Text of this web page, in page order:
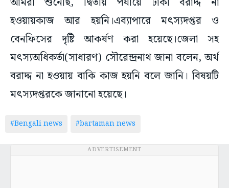
হওয়ায়কাজ আর হয়নি।এব্যাপারে মৎস্যদপ্তর ও
বেনফিসের দৃষ্টি আকর্ষণ করা হয়েছে।জেলা সহ
মৎস্যঅধিকর্তা(সাধারণ) সৌরেন্দ্রনাথ জানা বলেন, অর্থ
বরাদ্দ না হওয়ায় বাকি কাজ হয়নি বলে জানি। বিষয়টি
মৎস্যদপ্তরকে জানানো হয়েছে।
#Bengali news #bartaman news
ADVERTISEMENT